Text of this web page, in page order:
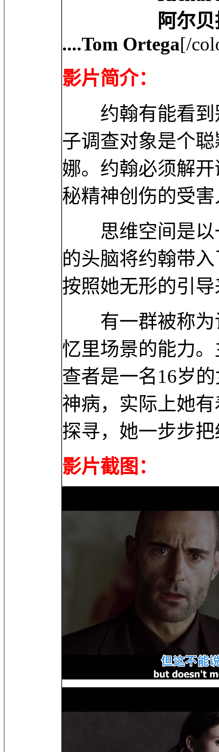
阿尔贝托·阿
....Tom Ortega[/
影片简介：
约翰有能看到
子调查对象是个
娜。约翰必须解
秘精神创伤的受
思维空间是以
的头脑将约翰带
按照她无形的引
有一群被称为
忆里场景的能力
查者是一名16岁
神病，实际上她
探寻，她一步步
影片截图：